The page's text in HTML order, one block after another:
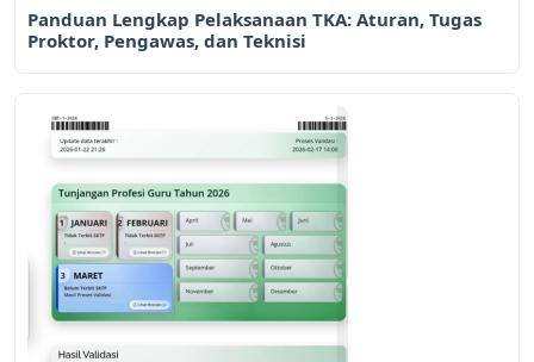
Panduan Lengkap Pelaksanaan TKA: Aturan, Tugas
Proktor, Pengawas, dan Teknisi